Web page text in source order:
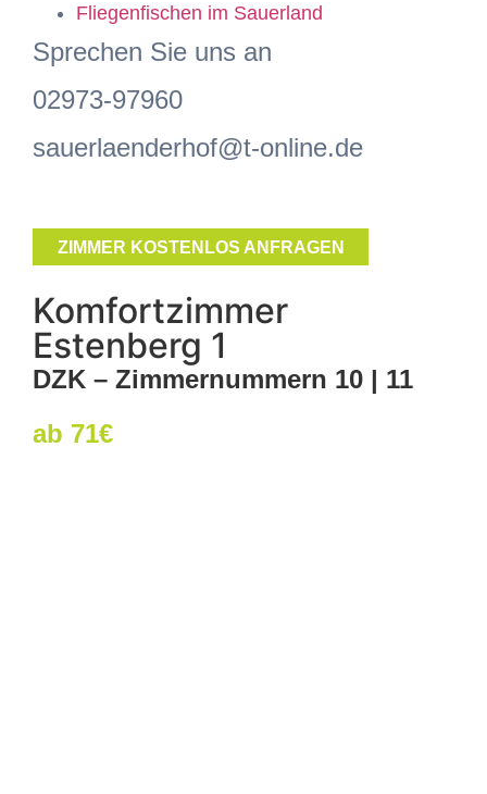
Fliegenfischen im Sauerland
Sprechen Sie uns an
02973-97960
sauerlaenderhof@t-online.de
ZIMMER KOSTENLOS ANFRAGEN
Komfortzimmer
Estenberg 1
DZK – Zimmernummern 10 | 11
ab 71€